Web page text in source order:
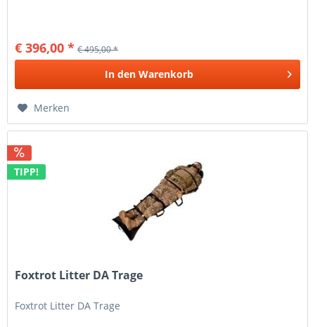
€ 396,00 * € 495,00 *
In den Warenkorb
Merken
TIPP!
Foxtrot Litter DA Trage
Foxtrot Litter DA Trage